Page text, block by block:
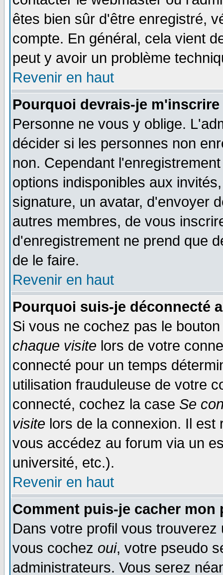
êtes bien sûr d'être enregistré,
compte. En général, cela vient
peut y avoir un problème
Revenir en haut
Pourquoi devrais-je
Personne ne vous y oblige.
décider si les personnes non
non. Cependant
options indisponibles aux
signature, un avatar, d'envoyer
autres membres, de vous
d'enregistrement ne prend que
de le faire.
Revenir en haut
Pourquoi suis-je déconnecté
Si vous ne cochez pas le
chaque visite lors de votre
connecté pour un temps
utilisation frauduleuse de votre
connecté, cochez la case Se
visite lors de la connexion. Il
vous accédez au forum via un
université, etc.).
Revenir en haut
Comment puis-je cacher
Dans votre profil vous
vous cochez oui, votre pseudo
administrateurs. Vous serez